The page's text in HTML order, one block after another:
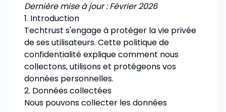
Dernière mise à jour : Février 2026
1. Introduction
Techtrust s'engage à protéger la vie privée
de ses utilisateurs. Cette politique de
confidentialité explique comment nous
collectons, utilisons et protégeons vos
données personnelles.
2. Données collectées
Nous pouvons collecter les données